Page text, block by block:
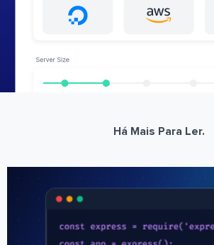
Há Mais Para Ler.